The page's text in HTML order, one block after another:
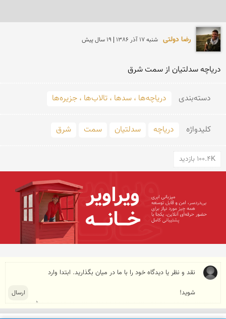
رضا دولتی شنبه 17 آذر 1386 | 19 سال پیش
دریاچه سدلتیان از سمت شرق
دسته‌بندی دریاچه‌ها ، سدها ، تالاب‌ها ، جزیره‌ها
کلید‌واژه دریاچه سدلتیان سمت شرق
100.4K بازدید